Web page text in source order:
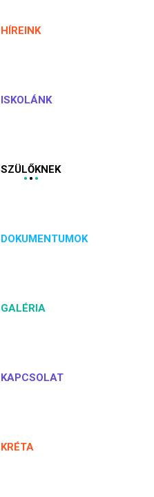
HÍREINK
ISKOLÁNK
SZÜLŐKNEK
DOKUMENTUMOK
GALÉRIA
KAPCSOLAT
KRÉTA